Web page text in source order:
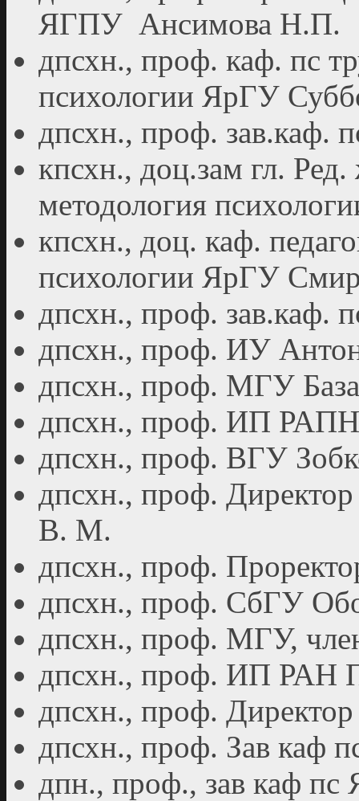
ЯГПУ Ансимова Н.П.
дпсхн., проф. каф. пс
психологии ЯрГУ
дпсхн., проф. зав.каф.
кпсхн., доц.зам гл.
методология
кпсхн., доц. каф.
психологии ЯрГУ
дпсхн., проф. зав.каф.
дпсхн., проф. ИУ
дпсхн., проф. МГУ
дпсхн., проф. ИП
дпсхн., проф. ВГУ
дпсхн., проф.
В. М.
дпсхн., проф.
дпсхн., проф. СбГУ
дпсхн., проф. МГУ,
дпсхн., проф. ИП РАН
дпсхн., проф.
дпсхн., проф. Зав каф
дпн., проф., зав каф